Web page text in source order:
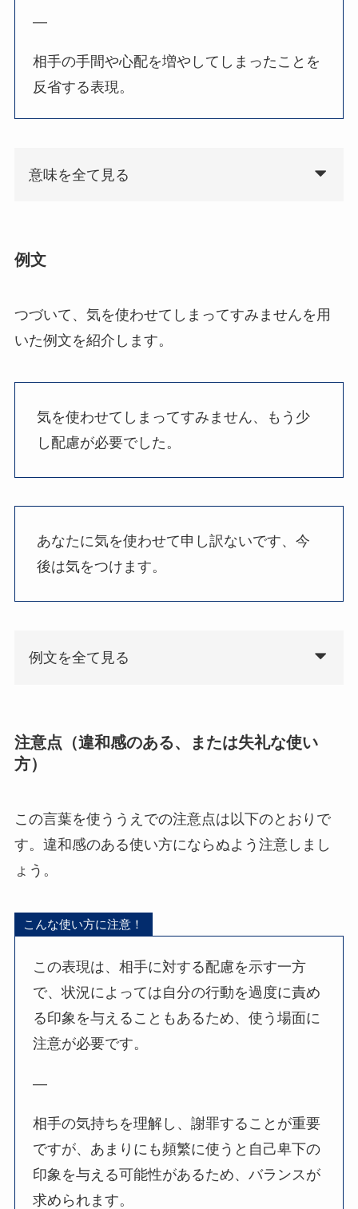
—
相手の手間や心配を増やしてしまったことを
反省する表現。
意味を全て見る
例文
つづいて、気を使わせてしまってすみませんを用
いた例文を紹介します。
気を使わせてしまってすみません、もう少
し配慮が必要でした。
あなたに気を使わせて申し訳ないです、今
後は気をつけます。
例文を全て見る
注意点（違和感のある、または失礼な使い
方）
この言葉を使ううえでの注意点は以下のとおりで
す。違和感のある使い方にならぬよう注意しまし
ょう。
こんな使い方に注意！
この表現は、相手に対する配慮を示す一方
で、状況によっては自分の行動を過度に責め
る印象を与えることもあるため、使う場面に
注意が必要です。
—
相手の気持ちを理解し、謝罪することが重要
ですが、あまりにも頻繁に使うと自己卑下の
印象を与える可能性があるため、バランスが
求められます。